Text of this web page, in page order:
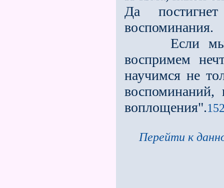
Да
воспоминания.
Если мы
воспримем
научимся не
воплощения".
Перейти к